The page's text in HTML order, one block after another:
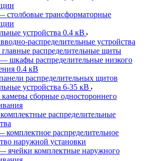
трансформаторные
устройства 0.4 кВ
распределительные устройства
распределительные щиты
распределительные низкого
0.4 кВ
распределительных щитов
устройства 6-35 кВ
сборные одностороннего
распределительные
распределительное
наружной установки
комплектные наружного